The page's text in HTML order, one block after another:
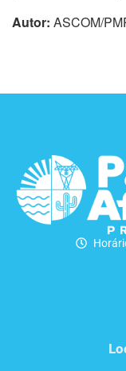
Autor: ASCOM/